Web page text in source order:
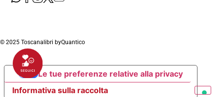
© 2025 Toscanalibri byQuantico
Informativa sulla raccolta
Le tue preferenze relative alla privacy